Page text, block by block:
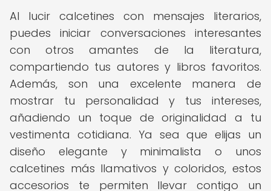
Al lucir calcetines con mensajes literarios,
puedes iniciar conversaciones interesantes
con otros amantes de la literatura,
compartiendo tus autores y libros favoritos.
Además, son una excelente manera de
mostrar tu personalidad y tus intereses,
añadiendo un toque de originalidad a tu
vestimenta cotidiana. Ya sea que elijas un
diseño elegante y minimalista o unos
calcetines más llamativos y coloridos, estos
accesorios te permiten llevar contigo un